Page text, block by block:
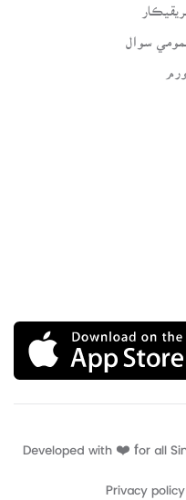
سوال
Developed with ❤️ for all